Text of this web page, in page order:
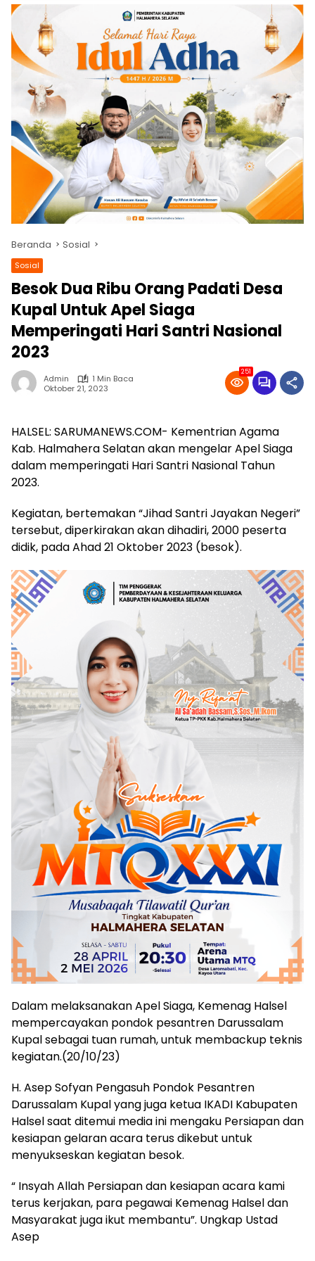
Beranda Sosial
Sosial
Besok Dua Ribu Orang Padati Desa
Kupal Untuk Apel Siaga
Memperingati Hari Santri Nasional
2023
Admin
1 Min Baca
Oktober 21, 2023
251
HALSEL: SARUMANEWS.COM- Kementrian Agama
Kab. Halmahera Selatan akan mengelar Apel Siaga
dalam memperingati Hari Santri Nasional Tahun
2023.
Kegiatan, bertemakan “Jihad Santri Jayakan Negeri”
tersebut, diperkirakan akan dihadiri, 2000 peserta
didik, pada Ahad 21 Oktober 2023 (besok).
Dalam melaksanakan Apel Siaga, Kemenag Halsel
mempercayakan pondok pesantren Darussalam
Kupal sebagai tuan rumah, untuk membackup teknis
kegiatan.(20/10/23)
H. Asep Sofyan Pengasuh Pondok Pesantren
Darussalam Kupal yang juga ketua IKADI Kabupaten
Halsel saat ditemui media ini mengaku Persiapan dan
kesiapan gelaran acara terus dikebut untuk
menyukseskan kegiatan besok.
“ Insyah Allah Persiapan dan kesiapan acara kami
terus kerjakan, para pegawai Kemenag Halsel dan
Masyarakat juga ikut membantu”. Ungkap Ustad
Asep